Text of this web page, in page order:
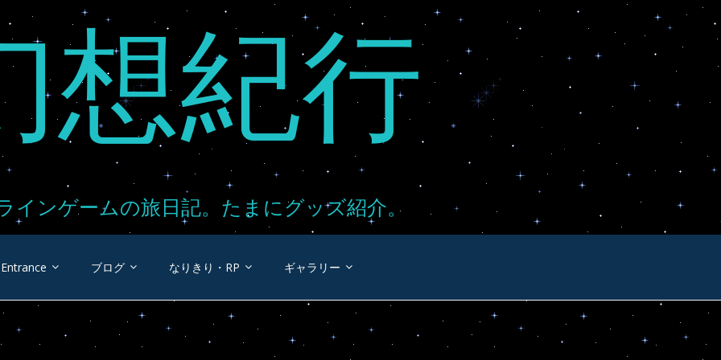
想紀行
インゲームの旅日記。たまにグッズ紹介。
Entrance ブログ なりきり・RP ギャラリー